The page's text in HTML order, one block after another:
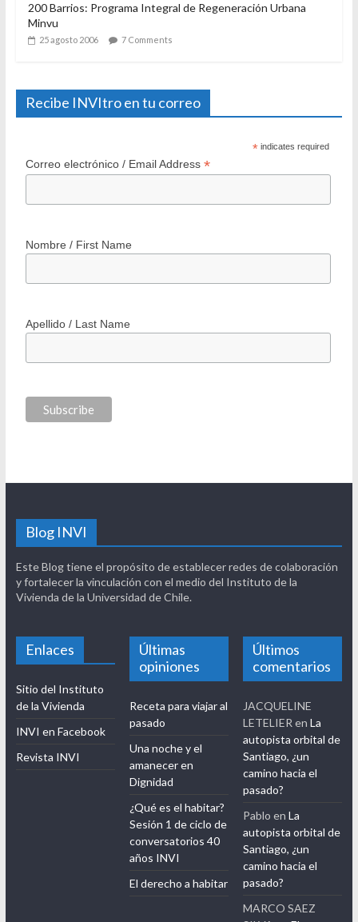
200 Barrios: Programa Integral de Regeneración Urbana
Minvu
25 agosto 2006 7 Comments
Recibe INVItro en tu correo
* indicates required
Correo electrónico / Email Address *
Nombre / First Name
Apellido / Last Name
Blog INVI
Este Blog tiene el propósito de establecer redes de colaboración
y fortalecer la vinculación con el medio del Instituto de la
Vivienda de la Universidad de Chile.
Enlaces
Sitio del Instituto
de la Vivienda
INVI en Facebook
Revista INVI
Últimas
opiniones
Receta para viajar al
pasado
Una noche y el
amanecer en
Dignidad
¿Qué es el habitar?
Sesión 1 de ciclo de
conversatorios 40
años INVI
El derecho a habitar
Últimos
comentarios
JACQUELINE
LETELIER enLa
autopista orbital de
Santiago, ¿un
camino hacia el
pasado?
Pablo enLa
autopista orbital de
Santiago, ¿un
camino hacia el
pasado?
MARCO SAEZ